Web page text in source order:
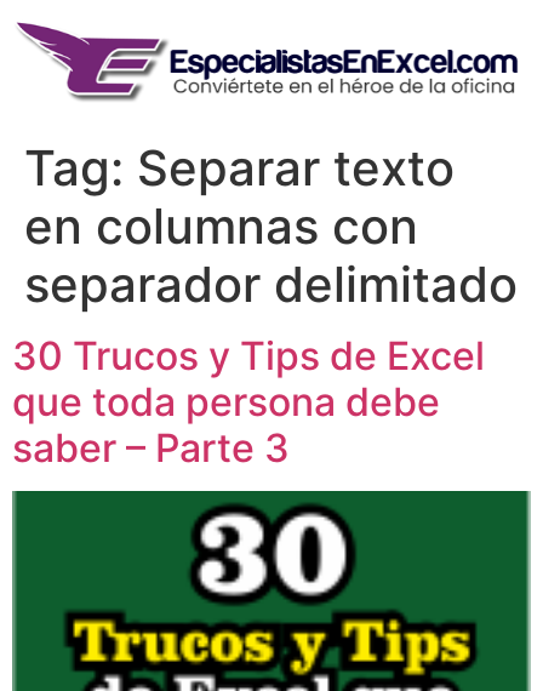
content
Tag: Separar texto
en columnas con
separador delimitado
30 Trucos y Tips de Excel
que toda persona debe
saber – Parte 3